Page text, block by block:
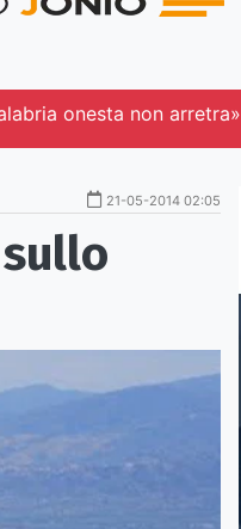
onesta non arretra»
21-05-2014 02:05